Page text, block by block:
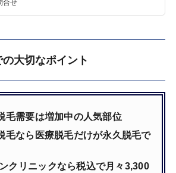
合せ
大切なポイント
毛需要は増加中の人気部位
毛なら医療脱毛だけが永久脱毛で
クリニックなら税込で月々3,300